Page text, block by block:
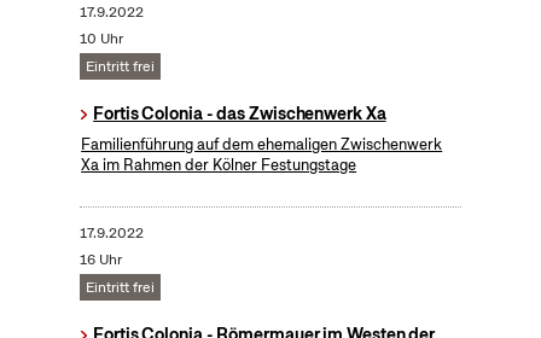
17.9.2022
10 Uhr
Eintritt frei
Fortis Colonia - das Zwischenwerk Xa
Familienführung auf dem ehemaligen Zwischenwerk
Xa im Rahmen der Kölner Festungstage
17.9.2022
16 Uhr
Eintritt frei